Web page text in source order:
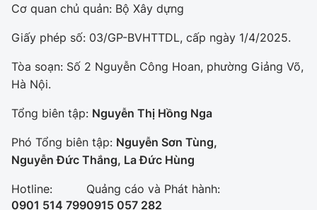
Cơ quan chủ quản: Bộ Xây dựng
Giấy phép số: 03/GP-BVHTTDL, cấp ngày 1/4/2025.
Tòa soạn: Số 2 Nguyễn Công Hoan, phường Giảng Võ,
Hà Nội.
Tổng biên tập: Nguyễn Thị Hồng Nga
Phó Tổng biên tập: Nguyễn Sơn Tùng,
Nguyễn Đức Thắng, La Đức Hùng
Hotline:
0901 514 799
Quảng cáo và Phát hành:
0915 057 282